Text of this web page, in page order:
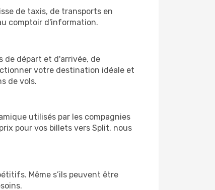
de taxis, de transports en
comptoir d'information.
de départ et d'arrivée, de
votre destination idéale et
de vols.
utilisés par les compagnies
pour vos billets vers Split, nous
Même s’ils peuvent être